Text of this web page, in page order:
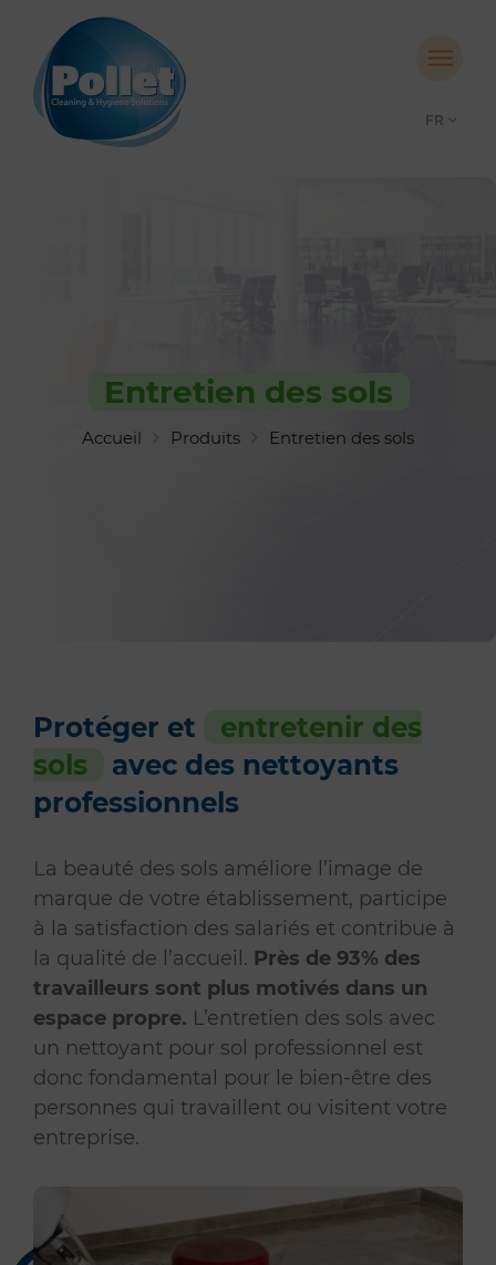
FR
Entretien des sols
Accueil Produits Entretien des sols
Protéger et
entretenir des
sols
avec des nettoyants
professionnels
La beauté des sols améliore l’image de
marque de votre établissement, participe
à la satisfaction des salariés et contribue à
la qualité de l’accueil. Près de 93% des
travailleurs sont plus motivés dans un
espace propre. L’entretien des sols avec
un nettoyant pour sol professionnel est
donc fondamental pour le bien-être des
personnes qui travaillent ou visitent votre
entreprise.